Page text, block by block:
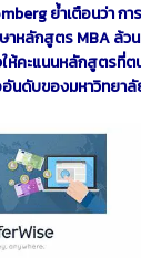
ย้ำเตือนว่า ก
าหลักสูตร MBA ล้ว
ห้คะแนนหลักสูตรที่ต
อันดับของมหาวิทยา